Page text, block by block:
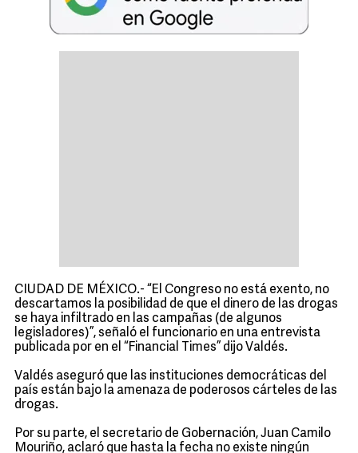
CIUDAD DE MÉXICO.- “El Congreso no está exento, no
descartamos la posibilidad de que el dinero de las drogas
se haya infiltrado en las campañas (de algunos
legisladores)”, señaló el funcionario en una entrevista
publicada por en el “Financial Times” dijo Valdés.
Valdés aseguró que las instituciones democráticas del
país están bajo la amenaza de poderosos cárteles de las
drogas.
Por su parte, el secretario de Gobernación, Juan Camilo
Mouriño, aclaró que hasta la fecha no existe ningún